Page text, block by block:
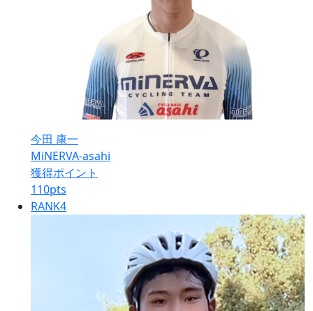
今田 康一
MiNERVA-asahi
獲得ポイント
110pts
RANK4